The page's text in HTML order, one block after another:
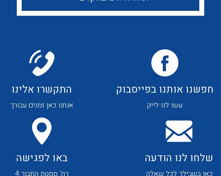
לכל מוצרי היצרן לכל מוצרי היצרן
לכל מוצרי היצרן לכל מוצרי היצרן
חפשנו אותנו בפייסבוק
עשו לנו לייק
התקשרו אלינו
אנחנו כאן זמנים עבורך
שלחו לנו הודעה
כאן בשבילך לכל שאלה
באו לפגישה
רח' סמטת התבור 4